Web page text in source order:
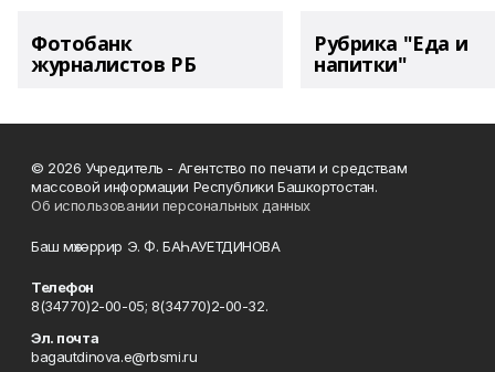
Фотобанк
журналистов РБ
Рубрика "Еда и
напитки"
© 2026 Учредитель - Агентство по печати и средствам
массовой информации Республики Башкортостан.
Об использовании персональных данных
Баш мөхәррир Э. Ф. БАҺАУЕТДИНОВА
Телефон
8(34770)2-00-05; 8(34770)2-00-32.
Эл. почта
bagautdinova.e@rbsmi.ru